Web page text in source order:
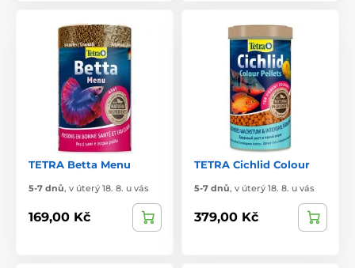
TETRA Betta Menu
5-7 dnů, v úterý 18. 8. u vás
169,00 Kč
TETRA Cichlid Colour
5-7 dnů, v úterý 18. 8. u vás
379,00 Kč